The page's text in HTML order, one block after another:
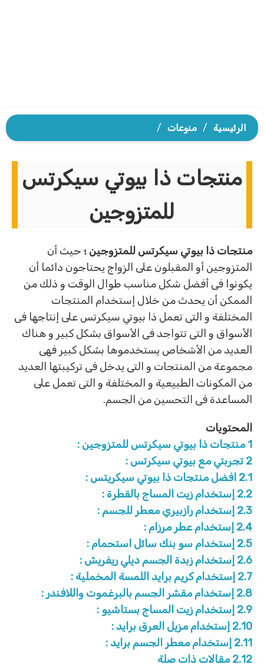
الرئيسية / منوعات /
منتجات ذا بيوتي سيكرتس
للمتزوجين
منتجات ذا بيوتي سيكرتس للمتزوجين ؛ حيث أن
المتزوجين أو المقبلون على الزواج يحتاجون دائما أن
يكونوا فى أفضل شكل مناسب طوال الوقت و ذلك من
الممكن أن يحدث من خلال إستخدام المنتجات
المختلفة و التى تعمل ذا بيوتي سيكرتس على إنتاجها فى
الأسواق و التى تتواجد فى الأسواق بشكل كبير و هناك
العديد من الأشخاص يستخدموها بشكل كبير فهى
مجموعة من المنتجات و التى يدخل فى تركيبتها العديد
من المكونات الطبيعية و المختلفة و التى تعمل على
المساعدة فى التحسين من الجسم.
المحتويات
1 منتجات ذا بيوتي سيكرتس للمتزوجين :
2 تجربتي مع بيوتي سيكرتس :
2.1 افضل منتجات ذا بيوتي سيكريتس :
2.2 إستخدام زيت المساج بالقطرة :
2.3 إستخدام رازبيري معطر للجسم :
2.4 إستخدام عطر مرزام :
2.5 إستخدام سو بنك سائل استحمام :
2.6 إستخدام زبدة الجسم ديلي ريفريش :
2.7 إستخدام كريم برايد اللمسة المخملية :
2.8 إستخدام مقشر الجسم بالبرغموت واللافندر :
2.9 إستخدام زيت المساج بستاشيو :
2.10 إستخدام مزيل العرق برايد :
2.11 إستخدام معطر الجسم برايد :
2.12 مقالات ذات صلة